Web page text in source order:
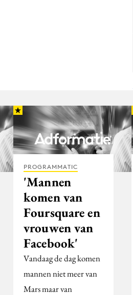
PROGRAMMATIC
'Mannen
komen van
Foursquare en
vrouwen van
Facebook'
Vandaag de dag komen
mannen niet meer van
Mars maar van